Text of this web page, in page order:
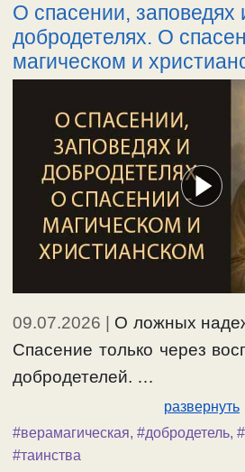
О спасении, заповедях
добродетелях. О
магическом и
09.07.2026
О ложных
Спасение только через
добродетелей. …
развернуть
#верамагическая, #добродетель,
#таинства